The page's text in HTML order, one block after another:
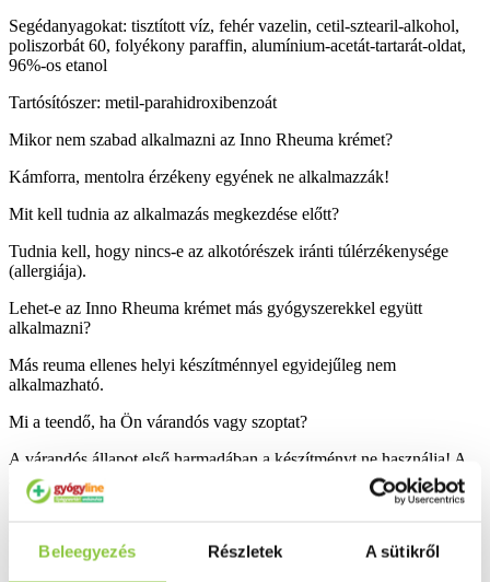
Beleegyezés Részletek A sütikről
Segédanyagokat: tisztított víz, fehér vazelin, cetil-sztearil-alkohol,
poliszorbát 60, folyékony paraffin, alumínium-acetát-tartarát-oldat,
96%-os etanol
Tartósítószer: metil-parahidroxibenzoát
Mikor nem szabad alkalmazni az Inno Rheuma krémet?
Kámforra, mentolra érzékeny egyének ne alkalmazzák!
Mit kell tudnia az alkalmazás megkezdése előtt?
Tudnia kell, hogy nincs-e az alkotórészek iránti túlérzékenysége
(allergiája).
Lehet-e az Inno Rheuma krémet más gyógyszerekkel együtt
alkalmazni?
Más reuma ellenes helyi készítménnyel egyidejűleg nem
alkalmazható.
Mi a teendő, ha Ön várandós vagy szoptat?
A várandós állapot első harmadában a készítményt ne használja! A
szoptatás ideje alatti alkalmazás során ügyeljen arra, hogy a
készítmény az emlőkre ne kerüljön!